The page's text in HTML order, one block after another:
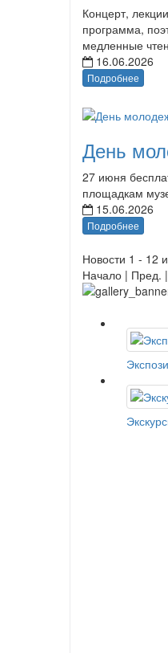
Концерт,
программа,
медленные
16.06.2026
Подробнее
День
27 июня
площадкам
15.06.2026
Подробнее
Новости 1 - 12
Начало | Пред. |